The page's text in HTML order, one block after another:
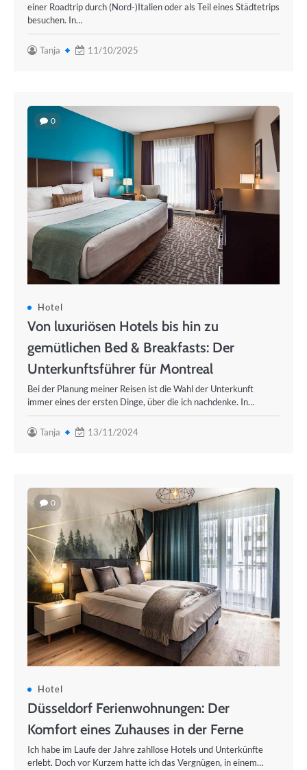
einer Roadtrip durch (Nord-)Italien oder als Teil eines Städtetrips
besuchen. In…
Tanja 11/10/2025
0
Hotel
Von luxuriösen Hotels bis hin zu
gemütlichen Bed & Breakfasts: Der
Unterkunftsführer für Montreal
Bei der Planung meiner Reisen ist die Wahl der Unterkunft
immer eines der ersten Dinge, über die ich nachdenke. In…
Tanja 13/11/2024
0
Hotel
Düsseldorf Ferienwohnungen: Der
Komfort eines Zuhauses in der Ferne
Ich habe im Laufe der Jahre zahllose Hotels und Unterkünfte
erlebt. Doch vor Kurzem hatte ich das Vergnügen, in einem…